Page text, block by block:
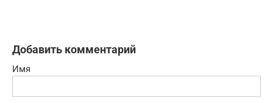
Добавить комментарий
Имя